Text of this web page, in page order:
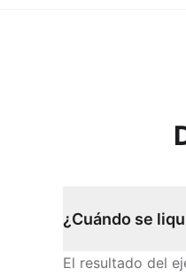
¿Cuándo se
El resultado del